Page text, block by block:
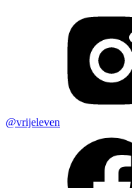
@vrijeleven